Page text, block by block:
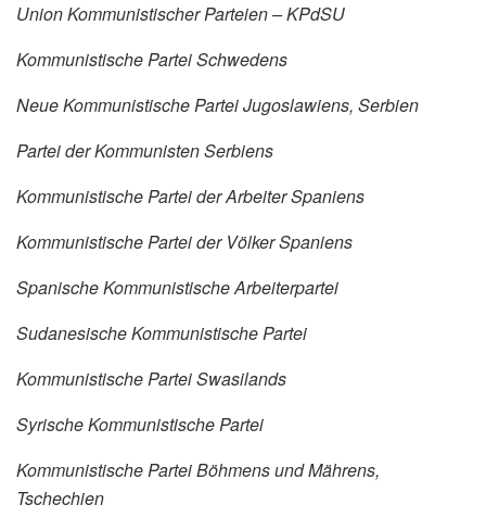
Union Kommunistischer Parteien – KPdSU
Kommunistische Partei Schwedens
Neue Kommunistische Partei Jugoslawiens, Serbien
Partei der Kommunisten Serbiens
Kommunistische Partei der Arbeiter Spaniens
Kommunistische Partei der Völker Spaniens
Spanische Kommunistische Arbeiterpartei
Sudanesische Kommunistische Partei
Kommunistische Partei Swasilands
Syrische Kommunistische Partei
Kommunistische Partei Böhmens und Mährens,
Tschechien